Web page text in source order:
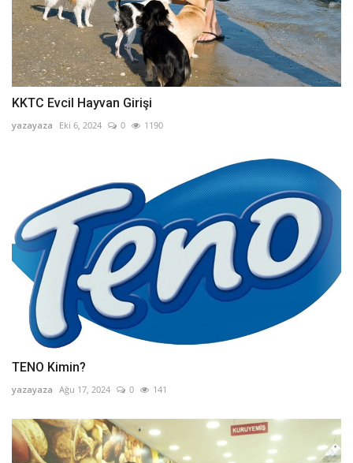
KKTC Evcil Hayvan Girişi
yazayaza Eki 6, 2024 0 1190
TENO Kimin?
yazayaza Ağu 17, 2024 0 141